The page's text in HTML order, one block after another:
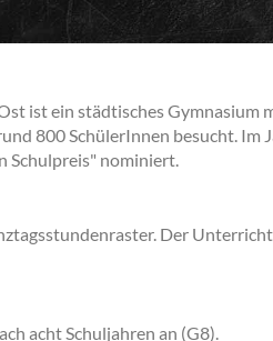
ist ein städtisches Gymnasium
800 SchülerInnen besucht. Im
Schulpreis" nominiert.
Der
acht Schuljahren an (G8).